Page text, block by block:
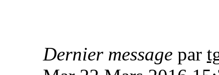
Dernier message par